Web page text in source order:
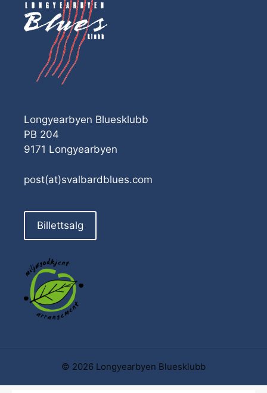
Longyearbyen Bluesklubb
PB 204
9171 Longyearbyen
post(at)svalbardblues.com
Billettsalg
© 2026 Longyearbyen Bluesklubb